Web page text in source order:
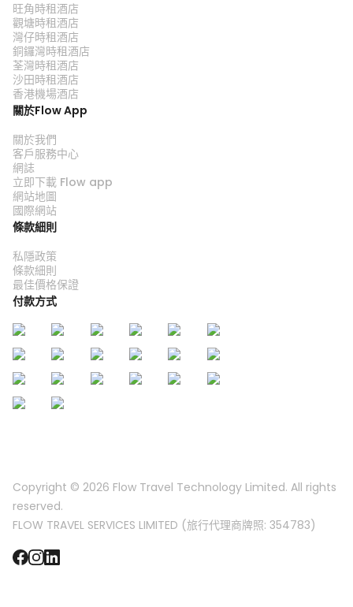
旺角時租酒店
觀塘時租酒店
灣仔時租酒店
銅鑼灣時租酒店
荃灣時租酒店
沙田時租酒店
香港機場酒店
關於Flow App
關於我們
客戶服務中心
網誌
立即下載 Flow app
網站地圖
國際網站
條款細則
私隱政策
條款細則
最佳價格保證
付款方式
Copyright © 2026 Flow Travel Technology Limited. All rights
reserved.
FLOW TRAVEL SERVICES LIMITED (旅行代理商牌照: 354783)